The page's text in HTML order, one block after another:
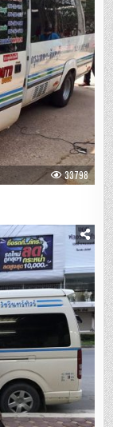
33798